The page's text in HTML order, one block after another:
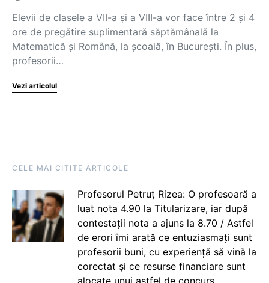
Elevii de clasele a VII-a și a VIII-a vor face între 2 și 4
ore de pregătire suplimentară săptămânală la
Matematică și Română, la școală, în București. În plus,
profesorii…
Vezi articolul
CELE MAI CITITE ARTICOLE
Profesorul Petruț Rizea: O profesoară a
luat nota 4.90 la Titularizare, iar după
contestații nota a ajuns la 8.70 / Astfel
de erori îmi arată ce entuziasmați sunt
profesorii buni, cu experiență să vină la
corectat și ce resurse financiare sunt
alocate unui astfel de concurs